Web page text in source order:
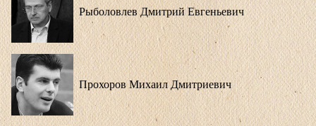
Рыболовлев Дмитрий Евгеньевич
Прохоров Михаил Дмитриевич